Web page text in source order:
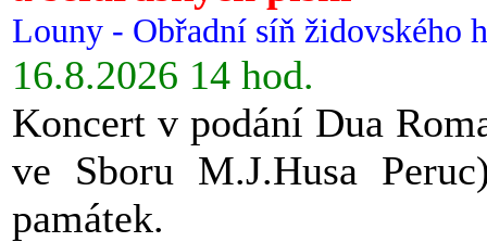
Louny - Obřadní síň židovského
16.8.2026 14 hod.
Koncert v podání Dua
ve Sboru M.J.Husa
památek.